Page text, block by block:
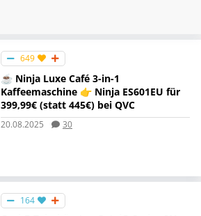
649
☕️ Ninja Luxe Café 3-in-1
Kaffeemaschine 👉 Ninja ES601EU für
399,99€ (statt 445€) bei QVC
20.08.2025 30
164